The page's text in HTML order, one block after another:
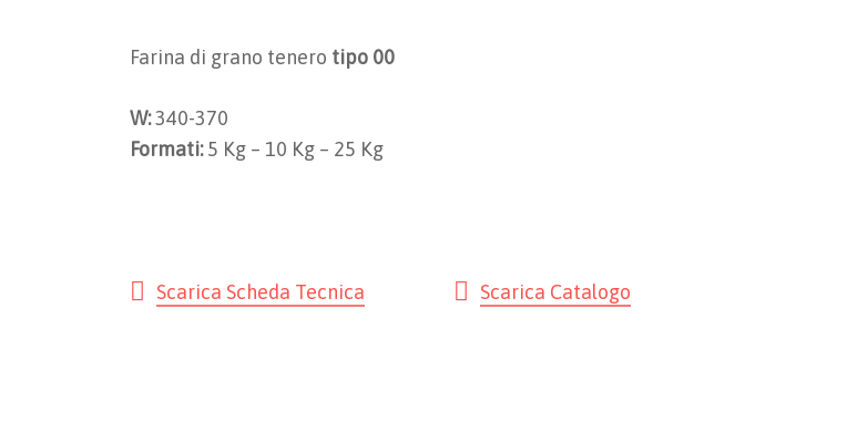
Farina di grano tenero tipo 00
W:340-370
Formati:5 Kg – 10 Kg – 25 Kg
Scarica Scheda Tecnica Scarica Catalogo